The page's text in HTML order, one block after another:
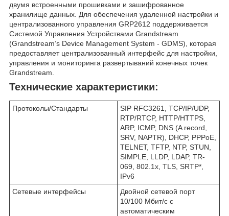
двумя встроенными прошивками и зашифрованное
хранилище данных. Для обеспечения удаленной настройки и
централизованного управления GRP2612 поддерживается
Системой Управления Устройствами Grandstream
(Grandstream’s Device Management System - GDMS), которая
предоставляет централизованный интерфейс для настройки,
управления и мониторинга развертываний конечных точек
Grandstream.
Технические характеристики:
Протоколы/Стандарты
SIP RFC3261, TCP/IP/UDP,
RTP/RTCP, HTTP/HTTPS,
ARP, ICMP, DNS (A record,
SRV, NAPTR), DHCP, PPPoE,
TELNET, TFTP, NTP, STUN,
SIMPLE, LLDP, LDAP, TR-
069, 802.1x, TLS, SRTP*,
IPv6
Сетевые интерфейсы
Двойной сетевой порт
10/100 Мбит/с с
автоматическим